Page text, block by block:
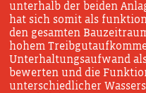
unterhalb der beiden
hat sich somit als
den gesamten
hohem
Unterhaltungsaufwand
bewerten und die
unterschiedlicher